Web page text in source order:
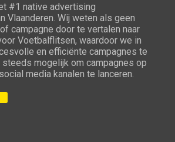
#1 native advertising
Vlaanderen. Wij weten als geen
campagne door te vertalen naar
Voetbalflitsen, waardoor we in
en efficiënte campagnes te
mogelijk om campagnes op
media kanalen te lanceren.